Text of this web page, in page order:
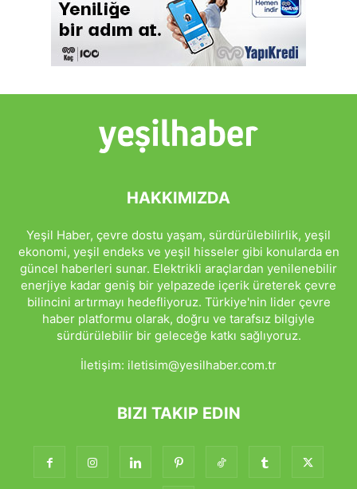
HAKKIMIZDA
Yeşil Haber, çevre dostu yaşam, sürdürülebilirlik, yeşil
ekonomi, yeşil endeks ve yeşil hisseler gibi konularda en
güncel haberleri sunar. Elektrikli araçlardan yenilenebilir
enerjiye kadar geniş bir yelpazede içerik üreterek çevre
bilincini artırmayı hedefliyoruz. Türkiye'nin lider çevre
haber platformu olarak, doğru ve tarafsız bilgiyle
sürdürülebilir bir geleceğe katkı sağlıyoruz.
İletişim: iletisim@yesilhaber.com.tr
BIZI TAKIP EDIN